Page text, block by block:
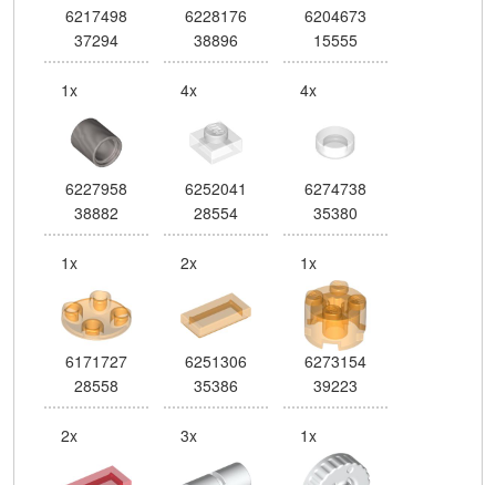
6217498
37294
6228176
38896
6204673
15555
1x
6227958
38882
4x
6252041
28554
4x
6274738
35380
1x
6171727
28558
2x
6251306
35386
1x
6273154
39223
2x 3x 1x